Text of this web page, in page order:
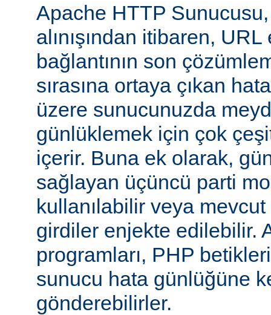
Apache HTTP
alınışından itibaren,
bağlantının son
sırasına ortaya çıkan
üzere sunucunuzda
günlüklemek için çok
içerir. Buna ek olarak,
sağlayan üçüncü parti
kullanılabilir veya
girdiler enjekte edilebilir.
programları, PHP
sunucu hata günlüğüne
gönderebilirler.